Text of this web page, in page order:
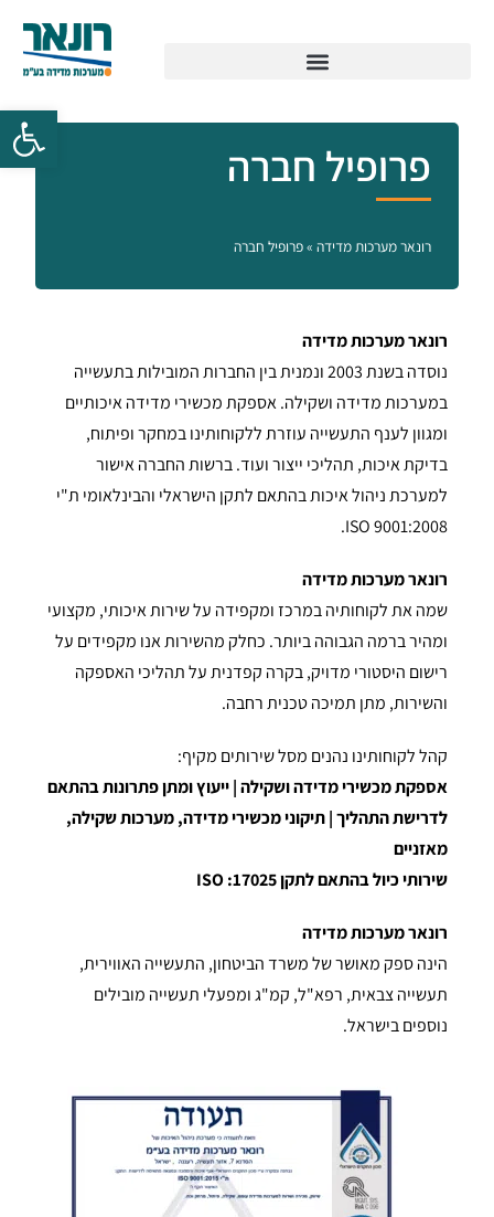
פרופיל חברה
רונאר מערכות מדידה »פרופיל חברה
רונאר מערכות מדידה
נוסדה בשנת 2003 ונמנית בין החברות המובילות בתעשייה
במערכות מדידה ושקילה. אספקת מכשירי מדידה איכותיים
ומגוון לענף התעשייה עוזרת ללקוחותינו במחקר ופיתוח,
בדיקת איכות, תהליכי ייצור ועוד. ברשות החברה אישור
למערכת ניהול איכות בהתאם לתקן הישראלי והבינלאומי ת"י
9001:2008 ISO.
רונאר מערכות מדידה
שמה את לקוחותיה במרכז ומקפידה על שירות איכותי, מקצועי
ומהיר ברמה הגבוהה ביותר. כחלק מהשירות אנו מקפידים על
רישום היסטורי מדויק, בקרה קפדנית על תהליכי האספקה
והשירות, מתן תמיכה טכנית רחבה.
קהל לקוחותינו נהנים מסל שירותים מקיף:
אספקת מכשירי מדידה ושקילה | ייעוץ ומתן פתרונות בהתאם
לדרישת התהליך | תיקוני מכשירי מדידה, מערכות שקילה,
מאזניים
שירותי כיול בהתאם לתקן 17025: ISO
רונאר מערכות מדידה
הינה ספק מאושר של משרד הביטחון, התעשייה האווירית,
תעשייה צבאית, רפא"ל, קמ"ג ומפעלי תעשייה מובילים
נוספים בישראל.